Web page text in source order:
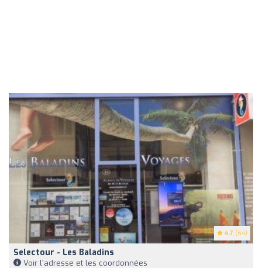
4.7 (64)
Selectour - Les Baladins
Voir l'adresse et les coordonnées